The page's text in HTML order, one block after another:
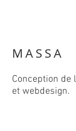
MASSA
Conception de
et webdesign.